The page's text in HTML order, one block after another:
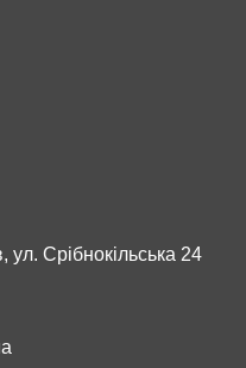
ул. Срібнокільська 24